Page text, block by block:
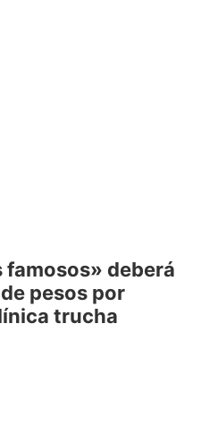
famosos» deberá
pesos por
trucha